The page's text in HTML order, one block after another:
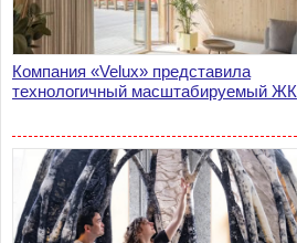
Компания «Velux» представила
технологичный масштабируемый ЖК